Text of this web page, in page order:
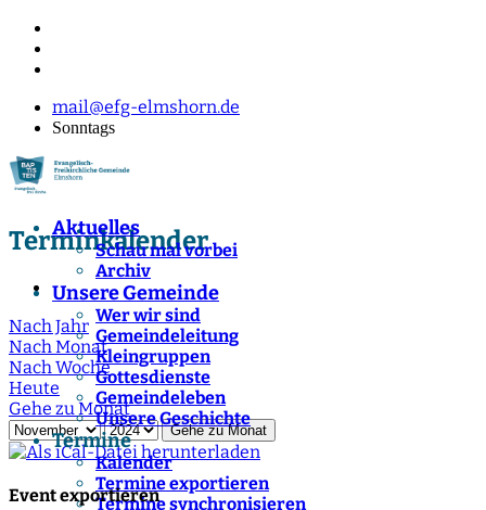
mail@efg-elmshorn.de
Sonntags
Aktuelles
Schau mal vorbei
Archiv
Unsere Gemeinde
Wer wir sind
Gemeindeleitung
Kleingruppen
Gottesdienste
Gemeindeleben
Unsere Geschichte
Termine
Kalender
Termine exportieren
Termine synchronisieren
Terminkalender
Nach Jahr
Nach Monat
Nach Woche
Heute
Gehe zu Monat
Gehe zu Monat
Event exportieren